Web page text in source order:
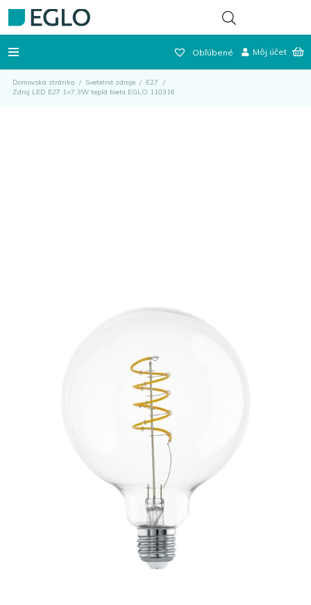
Obľúbené Môj účet
Domovská stránka / Svetelné zdroje / E27
/
Zdroj LED E27 1×7,3W teplá biela EGLO 110316